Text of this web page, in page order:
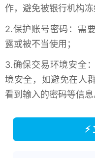
作，避免被银行机构冻
2.保护账号密码：需
露或被不当使用；
3.确保交易环境安全
境安全，如避免在人
看到输入的密码等信息